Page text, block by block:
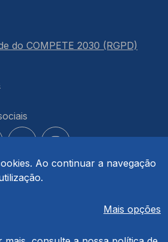
Ao continuar a navegação
Mais opções
do COMPETE 2030 (RGPD)
os direitos reservados.